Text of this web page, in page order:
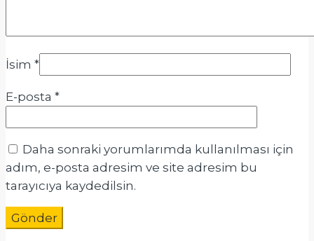
İsim *
E-posta *
Daha sonraki yorumlarımda kullanılması için
adım, e-posta adresim ve site adresim bu
tarayıcıya kaydedilsin.